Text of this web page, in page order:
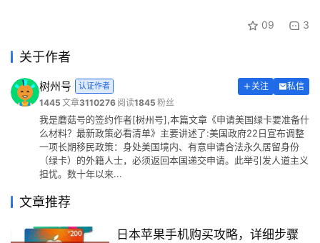
09 3
关于作者
树州号 认证作者 关注
私信
1445 文章3110276 阅读1845 粉丝
我是蘑菇号的签约作者[树州号],本篇文章《申请美国绿卡要准备什
么材料？最新政策必看清单》主要讲述了:美国政府22日宣布调整
一项长期移民政策：身处美国境内、有意申请合法永久居留身份
（绿卡）的外籍人士，必须返回本国递交申请。此举引发人道主义
担忧。数十年以来...
文章推荐
日本苹果手机购买攻略，详细步骤